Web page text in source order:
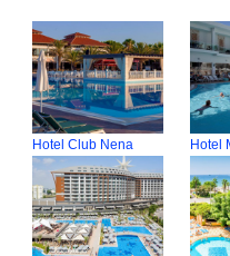
Hotel Club Nena Hotel